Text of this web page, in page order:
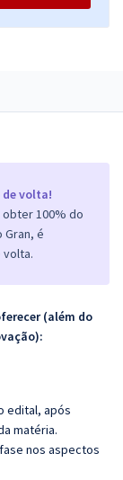
volta!
100% do
Gran, é
volta.
(além do
edital, após
matéria.
nos aspectos